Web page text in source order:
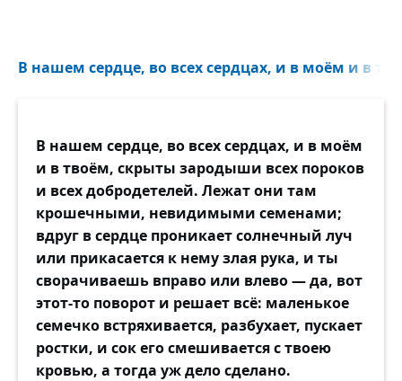
В нашем сердце, во всех сердцах, и в моём и в
В нашем сердце, во всех сердцах, и в моём
и в твоём, скрыты зародыши всех пороков
и всех добродетелей. Лежат они там
крошечными, невидимыми семенами;
вдруг в сердце проникает солнечный луч
или прикасается к нему злая рука, и ты
сворачиваешь вправо или влево — да, вот
этот-то поворот и решает всё: маленькое
семечко встряхивается, разбухает, пускает
ростки, и сок его смешивается с твоею
кровью, а тогда уж дело сделано.